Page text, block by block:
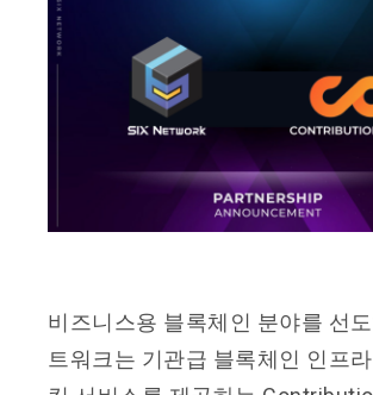
비즈니스용 블록체인 분야를 선
트워크는 기관급 블록체인 인프